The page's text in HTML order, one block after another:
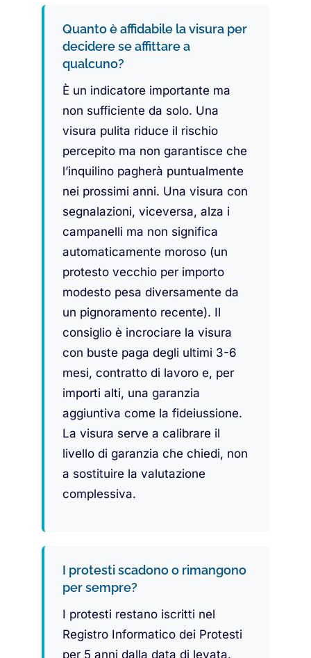
Quanto è affidabile la visura per
decidere se affittare a
qualcuno?
È un indicatore importante ma
non sufficiente da solo. Una
visura pulita riduce il rischio
percepito ma non garantisce che
l’inquilino pagherà puntualmente
nei prossimi anni. Una visura con
segnalazioni, viceversa, alza i
campanelli ma non significa
automaticamente moroso (un
protesto vecchio per importo
modesto pesa diversamente da
un pignoramento recente). Il
consiglio è incrociare la visura
con buste paga degli ultimi 3-6
mesi, contratto di lavoro e, per
importi alti, una garanzia
aggiuntiva come la fideiussione.
La visura serve a calibrare il
livello di garanzia che chiedi, non
a sostituire la valutazione
complessiva.
I protesti scadono o rimangono
per sempre?
I protesti restano iscritti nel
Registro Informatico dei Protesti
per 5 anni dalla data di levata.